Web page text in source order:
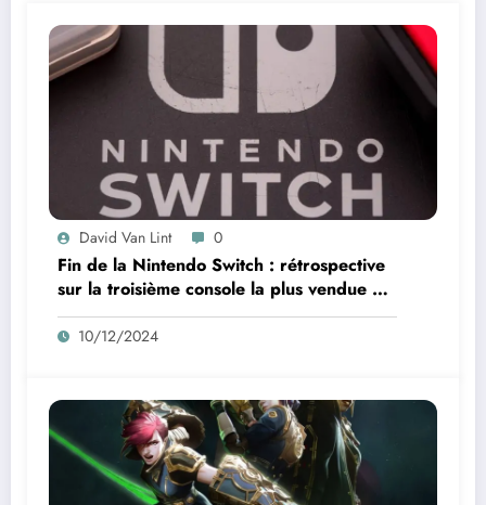
David Van Lint 0
Fin de la Nintendo Switch : rétrospective
sur la troisième console la plus vendue de
tous les temps
10/12/2024